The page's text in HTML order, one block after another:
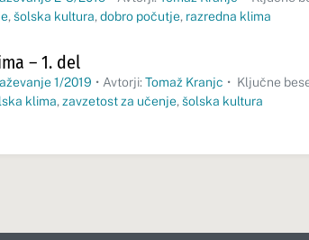
, šolska kultura, dobro počutje, razredna klima
– 1. del
1/2019 • Avtorji: Tomaž Kranjc • Ključne
klima, zavzetost za učenje, šolska kultura